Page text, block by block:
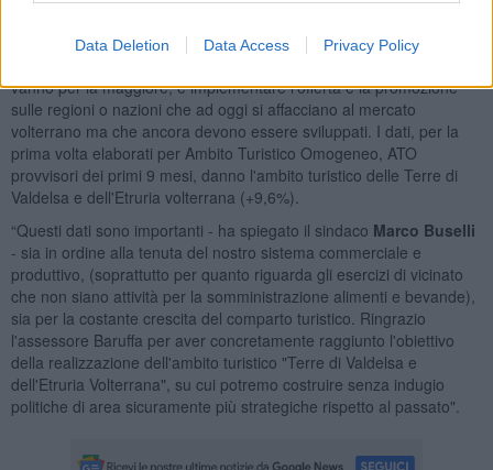
Data Deletion Data Access Privacy Policy
flussi turistici per poi fare campagne mirate in uno o più mercati al
vanno per la maggiore, e implementare l'offerta e la promozione
sulle regioni o nazioni che ad oggi si affacciano al mercato
volterrano ma che ancora devono essere sviluppati. I dati, per la
prima volta elaborati per Ambito Turistico Omogeneo, ATO
provvisori dei primi 9 mesi, danno l'ambito turistico delle Terre di
Valdelsa e dell'Etruria volterrana (+9,6%).
“Questi dati sono importanti - ha spiegato il sindaco Marco Buselli
- sia in ordine alla tenuta del nostro sistema commerciale e
produttivo, (soprattutto per quanto riguarda gli esercizi di vicinato
che non siano attività per la somministrazione alimenti e bevande),
sia per la costante crescita del comparto turistico. Ringrazio
l'assessore Baruffa per aver concretamente raggiunto l'obiettivo
della realizzazione dell'ambito turistico "Terre di Valdelsa e
dell'Etruria Volterrana", su cui potremo costruire senza indugio
politiche di area sicuramente più strategiche rispetto al passato".